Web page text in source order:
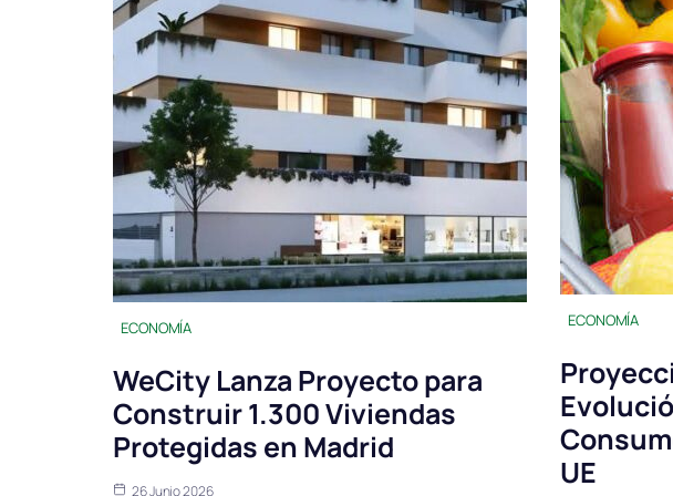
ECONOMÍA
WeCity Lanza Proyecto para
Construir 1.300 Viviendas
Protegidas en Madrid
26 Junio 2026
ECONOMÍA
UE